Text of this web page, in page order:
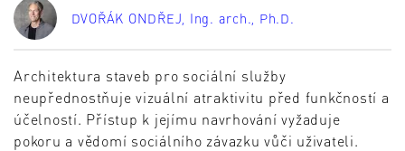
DVOŘÁK ONDŘEJ , Ing. arch., Ph.D.
Architektura staveb pro sociální služby
neupřednostňuje vizuální atraktivitu před funkčností a
účelností. Přístup k jejímu navrhování vyžaduje
pokoru a vědomí sociálního závazku vůči uživateli.